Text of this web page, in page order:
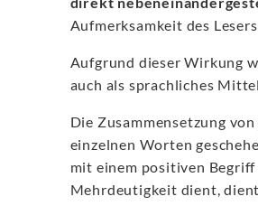
Aufmerksamkeit des
Aufgrund dieser Wirkung
auch als sprachliches
Die Zusammensetzung
einzelnen Worten
mit einem positiven Begriff
Mehrdeutigkeit dient,